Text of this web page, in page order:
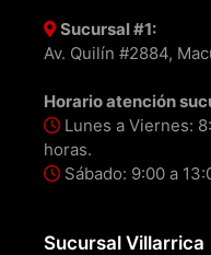
Sucursal #1:
Av. Quilín #2884,
Horario atención
Lunes a Viernes:
horas.
Sábado: 9:00 a
Sucursal Villarrica